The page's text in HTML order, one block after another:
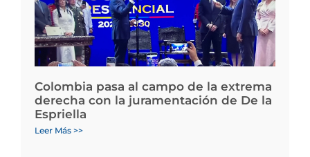
Colombia pasa al campo de la extrema
derecha con la juramentación de De la
Espriella
Leer Más >>